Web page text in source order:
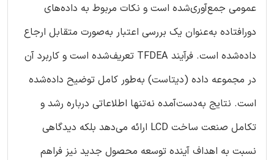
عمومی جمع‌آوری‌شده است و نکات مربوط به داده‌های
دورافتاده به‌عنوان یک بررسی اعتبار به‌صورت متقابل ارجاع
داده‌شده است. فرآیند TFDEA تعریف‌شده است و کاربرد آن
در مجموعه داده (دیتاست) به‌طور کامل توضیح داده‌شده
است. نتایج به‌دست‌آمده نه‌تنها اطلاعاتی درباره رشد و
تکامل صنعت ساخت LCD ارائه می‌دهد بلکه دیدگاهی
نسبت به اهداف آینده توسعه محصول جدید نیز فراهم